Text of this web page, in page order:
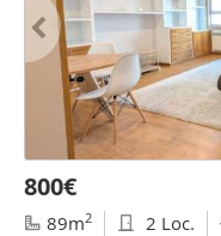
800€
89m2 2 Loc.